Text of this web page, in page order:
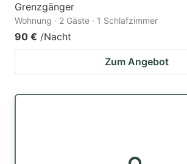
Grenzgänger
Wohnung · 2 Gäste · 1 Schlafzimmer
90 € /Nacht
Zum Angebot